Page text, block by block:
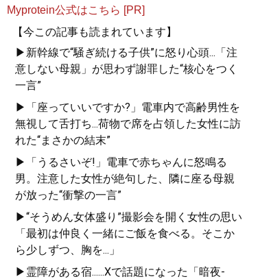
Myprotein公式はこちら [PR]
【今この記事も読まれています】
▶新幹線で“騒ぎ続ける子供”に怒り心頭...「注
意しない母親」が思わず謝罪した“核心をつく
一言”
▶「座っていいですか?」電車内で高齢男性を
無視して舌打ち...荷物で席を占領した女性に訪
れた“まさかの結末”
▶「うるさいぞ!」電車で赤ちゃんに怒鳴る
男。注意した女性が絶句した、隣に座る母親
が放った“衝撃の一言”
▶“そうめん女体盛り”撮影会を開く女性の思い
「最初は仲良く一緒にご飯を食べる。そこか
ら少しずつ、胸を...」
▶霊障がある宿......Xで話題になった「暗夜-